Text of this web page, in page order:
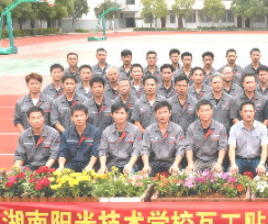
电
安
装
培
训
学
校